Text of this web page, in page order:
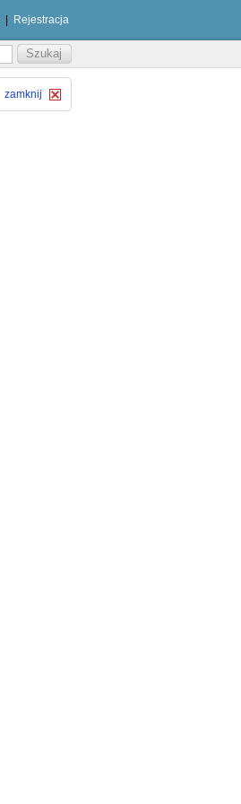
Rejestracja
zamknij